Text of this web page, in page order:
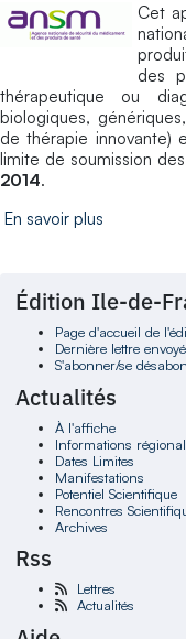
Cet
des
thérapeutique ou
biologiques,
de thérapie innovante)
limite de soumission
2014.
En savoir plus
Édition Ile-de-
Page d'accueil de
Dernière lettre
S'abonner/se
Actualités
À l'affiche
Informations
Dates Limites
Manifestations
Potentiel Scientifique
Rencontres
Archives
Rss
Lettres
Actualités